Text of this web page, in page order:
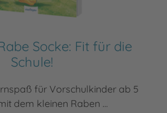
Socke: Fit für die
Schule!
für Vorschulkinder ab 5
dem kleinen Raben ...